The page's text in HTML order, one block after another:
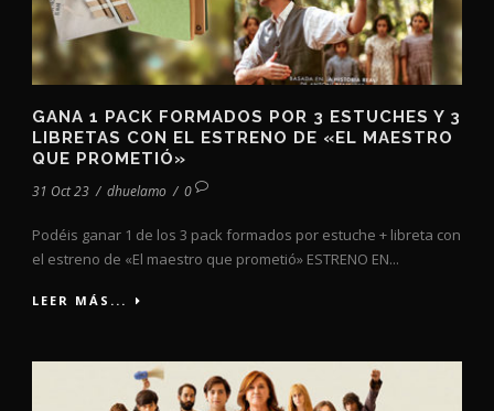
GANA 1 PACK FORMADOS POR 3 ESTUCHES Y 3
LIBRETAS CON EL ESTRENO DE «EL MAESTRO
QUE PROMETIÓ»
31 Oct 23 / dhuelamo / 0
Podéis ganar 1 de los 3 pack formados por estuche + libreta con
el estreno de «El maestro que prometió» ESTRENO EN...
LEER MÁS...